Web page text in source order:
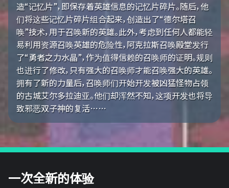
造“记忆片”，即保存着英雄信息的记忆片碎片。随后，他
们将这些记忆片碎片组合起来，创造出了“德尔塔召
唤”技术，用于召唤新的英雄。此外，考虑到任何人都能轻
易利用资源召唤英雄的危险性，阿克拉斯召唤殿堂发行
了“勇者之力水晶”，作为值得信赖的召唤师的证明。规则
也进行了修改，只有强大的召唤师才能召唤强大的英雄。
拥有了新的力量后，召唤师们开始开发被凶猛怪物占领
的古城艾尔多拉迪亚。他们却浑然不知，这项开发也将导
致邪恶双子神的复活……
一次全新的体验